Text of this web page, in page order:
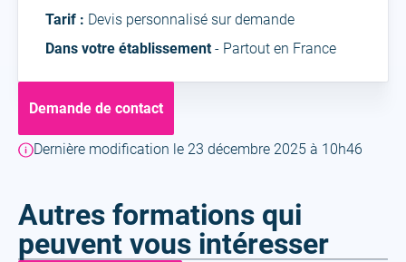
Tarif : Devis personnalisé sur demande
Dans votre établissement- Partout en France
Demande de contact
Dernière modification le 23 décembre 2025 à 10h46
Autres formations qui
peuvent vous intéresser